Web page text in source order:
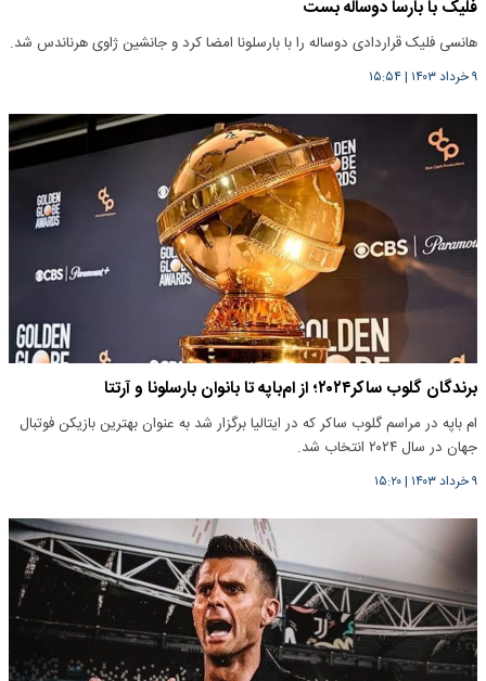
فلیک با بارسا دوساله بست
هانسی فلیک قراردادی دوساله را با بارسلونا امضا کرد و جانشین ژاوی هرناندس شد.
۹ خرداد ۱۴۰۳ |۱۵:۵۴
برندگان گلوب ساکر۲۰۲۴؛ از ام‌باپه تا بانوان بارسلونا و آرتتا
ام باپه در مراسم گلوب ساکر که در ایتالیا برگزار شد به عنوان بهترین بازیکن فوتبال
جهان در سال ۲۰۲۴ انتخاب شد.
۹ خرداد ۱۴۰۳ |۱۵:۲۰